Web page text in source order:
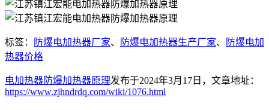
标签： 防爆电加热器厂家、 防爆电加热器生产厂家、
防爆电加
热器价格
电加热器防爆加热器原理发布于2024年3月17日，文章地址：
https://www.zjhndrdq.com/wiki/1076.html